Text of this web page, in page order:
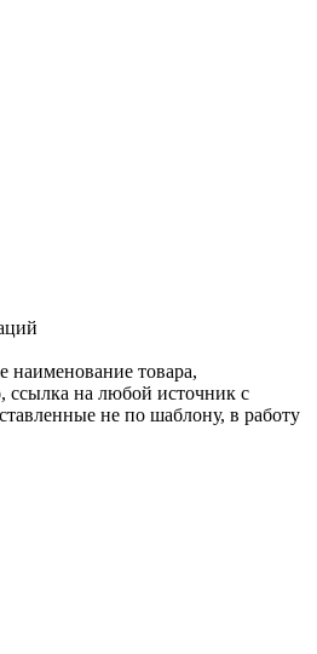
наименование товара,
ссылка на любой источник с
не по шаблону, в работу